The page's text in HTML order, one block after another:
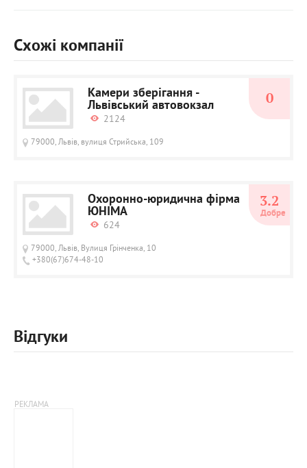
Схожі компанії
Камери зберігання -
Львівський автовокзал
2124
79000, Львів, вулиця Стрийська, 109
0
Охоронно-юридична фірма
ЮНІМА
624
79000, Львів, Вулиця Грінченка, 10
+380(67)674-48-10
3.2
Добре
Відгуки